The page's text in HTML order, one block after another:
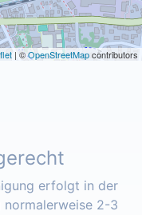
| ©OpenStreetMapcontributors
erfolgt in der
normalerweise 2-3